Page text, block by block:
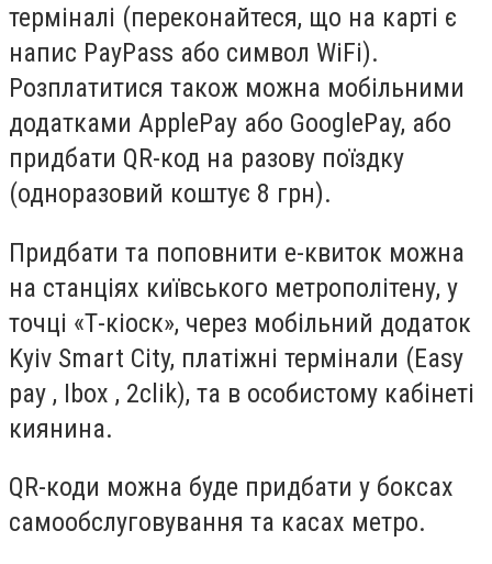
терміналі (переконайтеся, що на карті є
напис PayPass або символ WiFi).
Розплатитися також можна мобільними
додатками ApplePay або GooglePay, або
придбати QR-код на разову поїздку
(одноразовий коштує 8 грн).
Придбати та поповнити е-квиток можна
на станціях київського метрополітену, у
точці «Т-кіоск», через мобільний додаток
Kyiv Smart City, платіжні термінали (Easy
pay , Ibox , 2clik), та в особистому кабінеті
киянина.
QR-коди можна буде придбати у боксах
самообслуговування та касах метро.